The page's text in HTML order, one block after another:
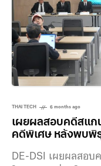
THAI TECH 6 months ago
เผยผลสอบคดีสแก
คดีพิเศษ หลังพบพิรุ
DE-DSI เผยผลสอบ